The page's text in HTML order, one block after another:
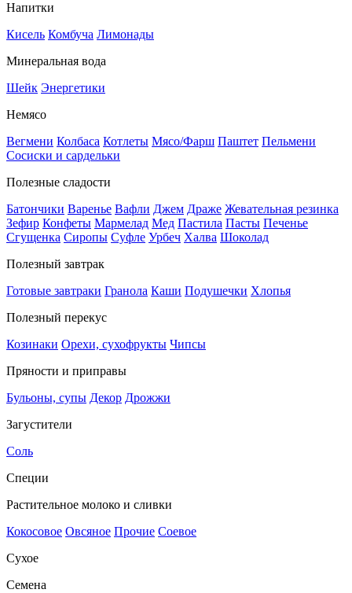
Напитки
Кисель Комбуча Лимонады
Минеральная вода
Шейк Энергетики
Немясо
Вегмени Колбаса Котлеты Мясо/Фарш Паштет Пельмени
Сосиски и сардельки
Полезные сладости
Батончики Варенье Вафли Джем Драже Жевательная резинка
Зефир Конфеты Мармелад Мед Пастила Пасты Печенье
Сгущенка Сиропы Суфле Урбеч Халва Шоколад
Полезный завтрак
Готовые завтраки Гранола Каши Подушечки Хлопья
Полезный перекус
Козинаки Орехи, сухофрукты Чипсы
Пряности и приправы
Бульоны, супы Декор Дрожжи
Загустители
Соль
Специи
Растительное молоко и сливки
Кокосовое Овсяное Прочие Соевое
Сухое
Семена